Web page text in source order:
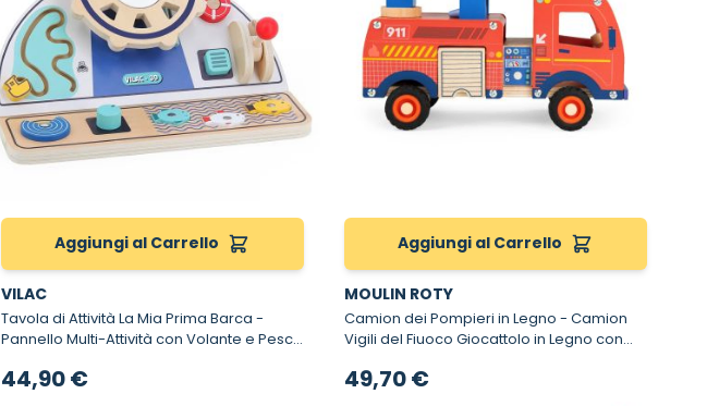
Aggiungi al Carrello
VILAC
Tavola di Attività La Mia Prima Barca -
Pannello Multi-Attività con Volante e Pesca
44,90 €
Aggiungi al Carrello
MOULIN ROTY
Camion dei Pompieri in Legno - Camion
Vigili del Fiuoco Giocattolo in Legno con
49,70 €